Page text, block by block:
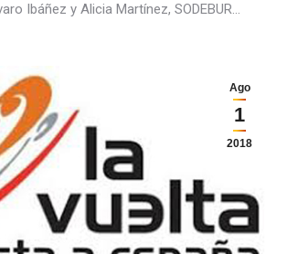
Ibáñez y Alicia Martínez, SODEBUR…
Ago
1
2018